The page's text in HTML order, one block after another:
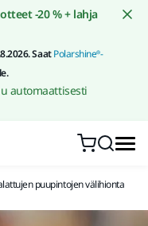
-20 % + lahja
SaatPolarshine®-
automaattisesti
puupintojen välihionta